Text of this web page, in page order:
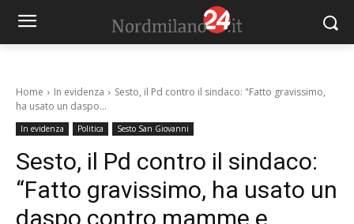
Home In evidenza
Sesto, il Pd contro il sindaco: "Fatto gravissimo,
ha usato un daspo...
In evidenza Politica Sesto San Giovanni
Sesto, il Pd contro il sindaco:
“Fatto gravissimo, ha usato un
daspo contro mamme e